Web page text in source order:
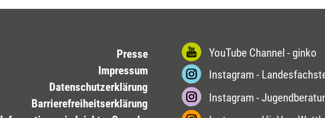
Presse
Impressum
Datenschutzerklärung
Barrierefreiheitserklärung
YouTube Channel - ginko
Instagram -
Instagram -